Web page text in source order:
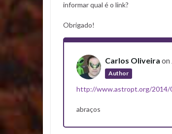
informar qual é o link?
Obrigado!
Carlos Oliveira on
Author
http://www.astropt.org/2014/
abraços